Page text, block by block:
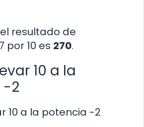
resultado de
por 10 es 270.
10 a la
-2
10 a la potencia -2